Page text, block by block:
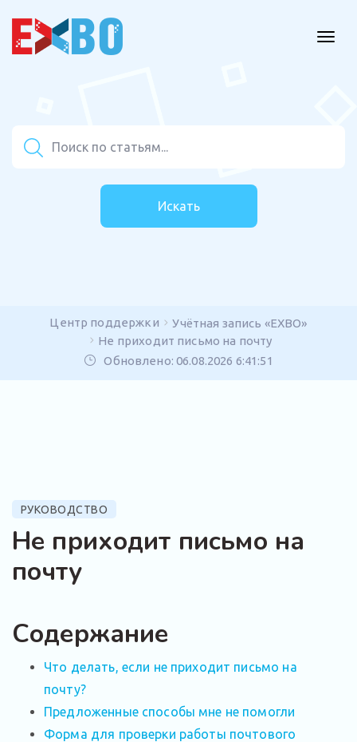
Искать
Центр поддержки
Учётная запись «EXBO»
Не приходит письмо на почту
Обновлено: 06.08.2026 6:41:51
РУКОВОДСТВО
Не приходит письмо на
почту
Содержание
Что делать, если не приходит письмо на
почту?
Предложенные способы мне не помогли
Форма для проверки работы почтового